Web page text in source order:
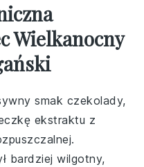
Wielkanocny
smak czekolady,
ekstraktu z
.
bardziej wilgotny,